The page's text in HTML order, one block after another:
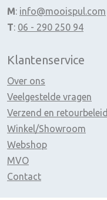
M: info@mooispul.com
T: 06 - 290 250 94
Klantenservice
Over ons
Veelgestelde vragen
Verzend en retourbeleid
Winkel/Showroom
Webshop
MVO
Contact